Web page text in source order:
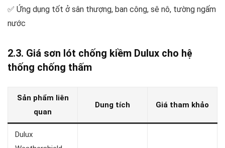
✅ Ứng dụng tốt ở sân thượng, ban công, sê nô, tường ngấm
nước
2.3. Giá sơn lót chống kiềm Dulux cho hệ
thống chống thấm
Sản phẩm liên
quan
Dung tích Giá tham khảo
Dulux